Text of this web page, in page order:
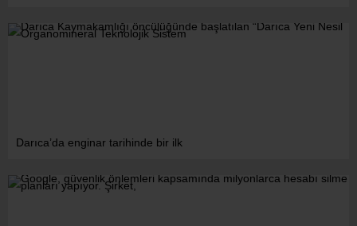
Darıca’da enginar tarihinde bir ilk